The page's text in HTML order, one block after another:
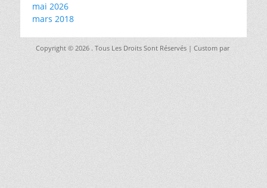
mai 2026
mars 2018
Copyright © 2026 . Tous Les Droits Sont Réservés | Custom par